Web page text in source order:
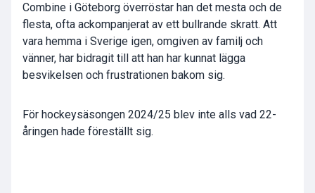
Combine i Göteborg överröstar han det mesta och de
flesta, ofta ackompanjerat av ett bullrande skratt. Att
vara hemma i Sverige igen, omgiven av familj och
vänner, har bidragit till att han har kunnat lägga
besvikelsen och frustrationen bakom sig.
För hockeysäsongen 2024/25 blev inte alls vad 22-
åringen hade föreställt sig.